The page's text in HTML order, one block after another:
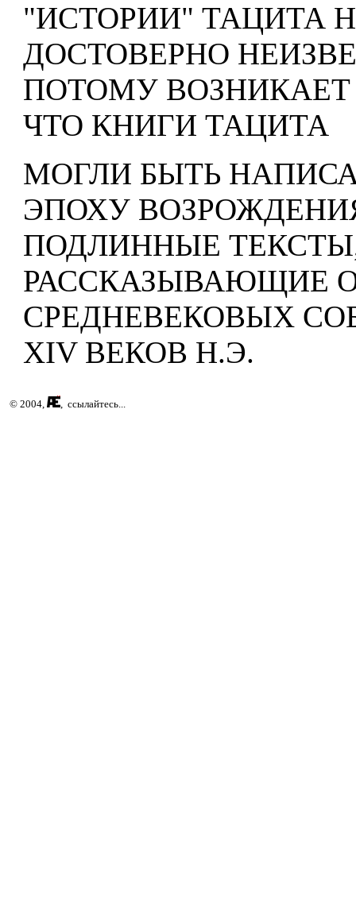
"ИСТОРИИ" ТАЦИТА
ДОСТОВЕРНО
ПОТОМУ ВОЗНИКАЕТ
ЧТО КНИГИ ТАЦИТА
МОГЛИ БЫТЬ
ЭПОХУ
ПОДЛИННЫЕ
РАССКАЗЫВАЮЩИЕ
СРЕДНЕВЕКОВЫХ
XIV ВЕКОВ Н.Э.
© 2004, , ссылайтесь...